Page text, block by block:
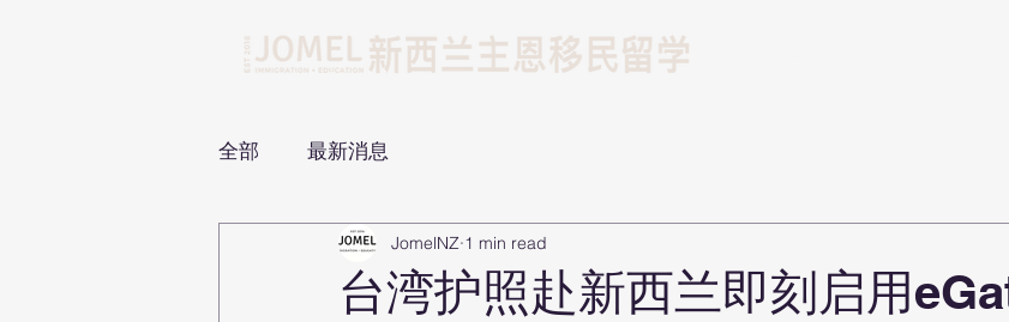
全部 最新消息
台湾护照赴新西兰即刻启用
JomelNZ 1 min read